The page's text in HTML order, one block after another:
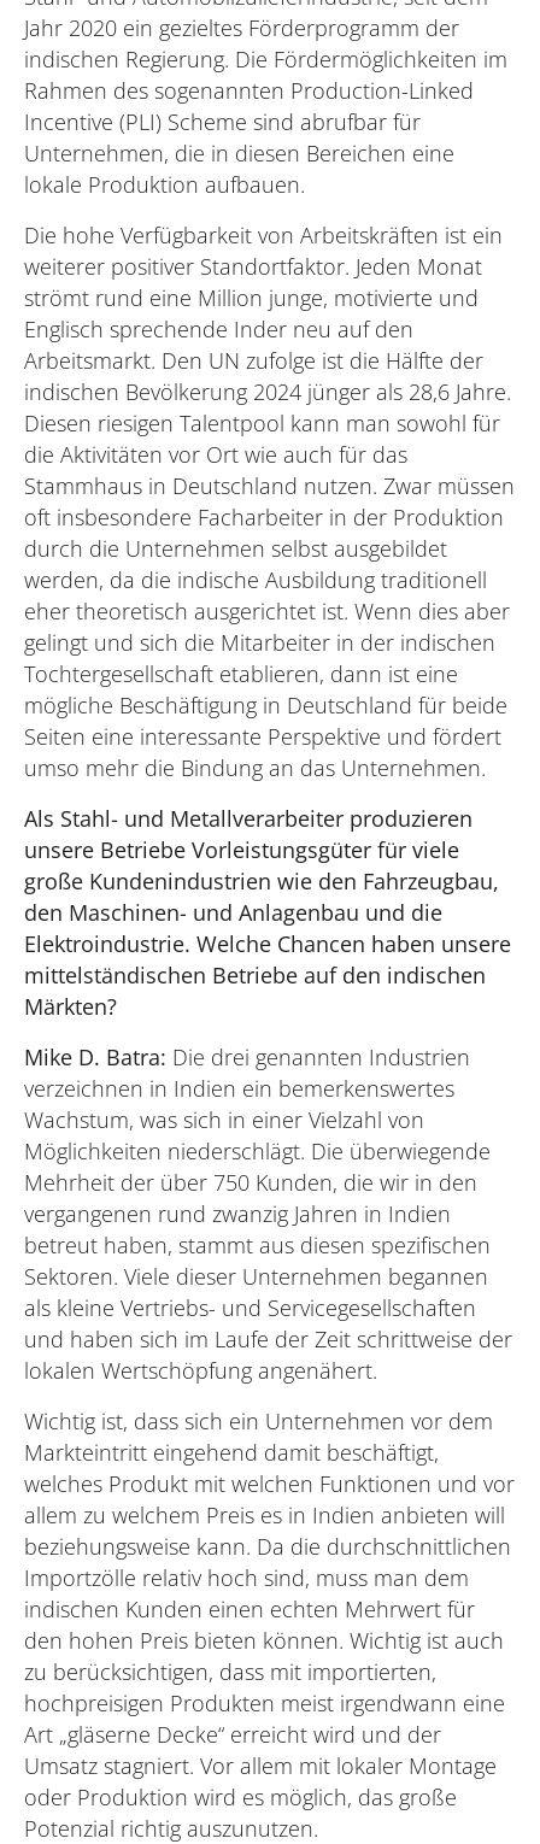
Jahr 2020 ein gezieltes Förderprogramm der
indischen Regierung. Die Fördermöglichkeiten im
Rahmen des sogenannten Production-Linked
Incentive (PLI) Scheme sind abrufbar für
Unternehmen, die in diesen Bereichen eine
lokale Produktion aufbauen.
Die hohe Verfügbarkeit von Arbeitskräften ist ein
weiterer positiver Standortfaktor. Jeden Monat
strömt rund eine Million junge, motivierte und
Englisch sprechende Inder neu auf den
Arbeitsmarkt. Den UN zufolge ist die Hälfte der
indischen Bevölkerung 2024 jünger als 28,6 Jahre.
Diesen riesigen Talentpool kann man sowohl für
die Aktivitäten vor Ort wie auch für das
Stammhaus in Deutschland nutzen. Zwar müssen
oft insbesondere Facharbeiter in der Produktion
durch die Unternehmen selbst ausgebildet
werden, da die indische Ausbildung traditionell
eher theoretisch ausgerichtet ist. Wenn dies aber
gelingt und sich die Mitarbeiter in der indischen
Tochtergesellschaft etablieren, dann ist eine
mögliche Beschäftigung in Deutschland für beide
Seiten eine interessante Perspektive und fördert
umso mehr die Bindung an das Unternehmen.
Als Stahl- und Metallverarbeiter produzieren
unsere Betriebe Vorleistungsgüter für viele
große Kundenindustrien wie den Fahrzeugbau,
den Maschinen- und Anlagenbau und die
Elektroindustrie. Welche Chancen haben unsere
mittelständischen Betriebe auf den indischen
Märkten?
Mike D. Batra: Die drei genannten Industrien
verzeichnen in Indien ein bemerkenswertes
Wachstum, was sich in einer Vielzahl von
Möglichkeiten niederschlägt. Die überwiegende
Mehrheit der über 750 Kunden, die wir in den
vergangenen rund zwanzig Jahren in Indien
betreut haben, stammt aus diesen spezifischen
Sektoren. Viele dieser Unternehmen begannen
als kleine Vertriebs- und Servicegesellschaften
und haben sich im Laufe der Zeit schrittweise der
lokalen Wertschöpfung angenähert.
Wichtig ist, dass sich ein Unternehmen vor dem
Markteintritt eingehend damit beschäftigt,
welches Produkt mit welchen Funktionen und vor
allem zu welchem Preis es in Indien anbieten will
beziehungsweise kann. Da die durchschnittlichen
Importzölle relativ hoch sind, muss man dem
indischen Kunden einen echten Mehrwert für
den hohen Preis bieten können. Wichtig ist auch
zu berücksichtigen, dass mit importierten,
hochpreisigen Produkten meist irgendwann eine
Art „gläserne Decke“ erreicht wird und der
Umsatz stagniert. Vor allem mit lokaler Montage
oder Produktion wird es möglich, das große
Potenzial richtig auszunutzen.